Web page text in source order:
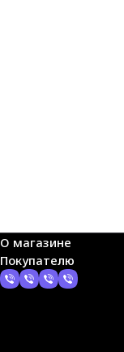
О магазине
Покупателю